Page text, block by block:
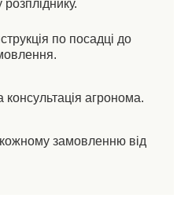
по посадці до
консультація агронома.
замовленню від